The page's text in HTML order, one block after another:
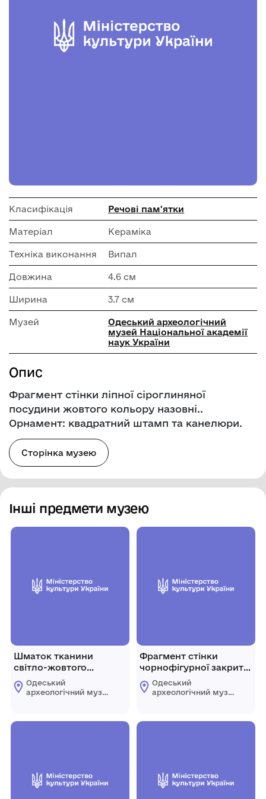
Класифікація Речові пам'ятки
Матеріал Кераміка
Техніка виконання Випал
Довжина 4.6 см
Ширина 3.7 см
Музей
Одеський археологічний
музей Національної академії
наук України
Опис
Фрагмент стінки ліпної сіроглиняної
посудини жовтого кольору назовні..
Орнамент: квадратний штамп та канелюри.
Сторінка музею
Інші предмети музею
Шматок тканини
світло-жовтого
кольору із залишками
червоної фарби та
Одеський
археологічний музей
України
Фрагмент стінки
чорнофігурної закритої
посудини
Одеський
археологічний музей
України